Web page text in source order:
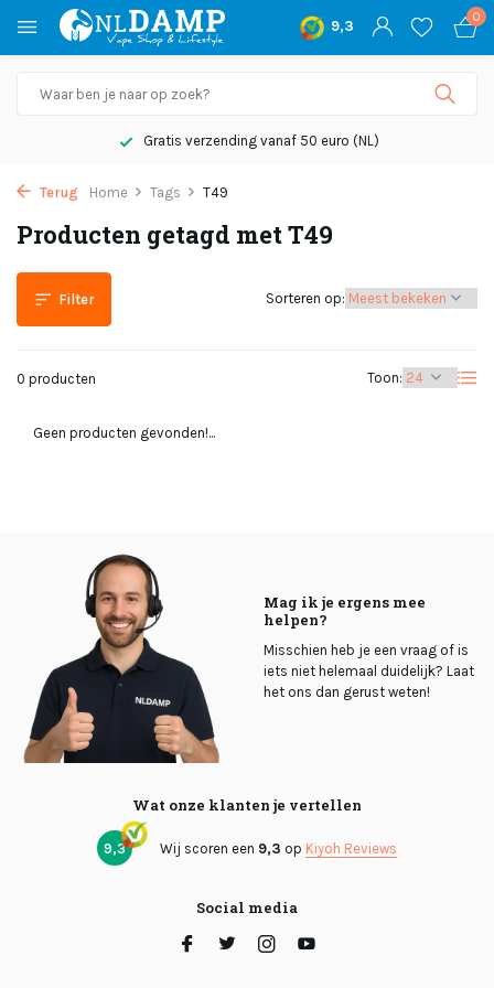
9,3
0
Gratis verzending vanaf 50 euro (NL)
Terug Home Tags T49
Producten getagd met T49
Filter
0 producten Toon:
Sorteren op:
Geen producten gevonden!...
Mag ik je ergens mee
helpen?
Misschien heb je een vraag of is
iets niet helemaal duidelijk? Laat
het ons dan gerust weten!
Wat onze klanten je vertellen
9,3 Wij scoren een 9,3 op Kiyoh Reviews
Social media